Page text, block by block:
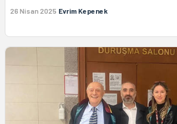
26 Nisan 2025 Evrim Kepenek